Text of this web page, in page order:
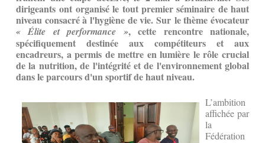
dirigeants ont organisé le tout premier séminaire de haut
niveau consacré à l'hygiène de vie. Sur le thème évocateur
« Élite et performance », cette rencontre nationale,
spécifiquement destinée aux compétiteurs et aux
encadreurs, a permis de mettre en lumière le rôle crucial
de la nutrition, de l'intégrité et de l'environnement global
dans le parcours d'un sportif de haut niveau.
L’ambition
affichée par
la
Fédération